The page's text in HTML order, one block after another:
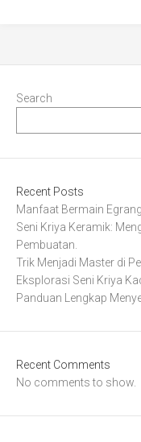
Search
Recent Posts
Manfaat Bermain
Seni Kriya Keramik:
Pembuatan.
Trik Menjadi Master di
Eksplorasi Seni Kriya
Panduan Lengkap
Recent Comments
No comments to show.